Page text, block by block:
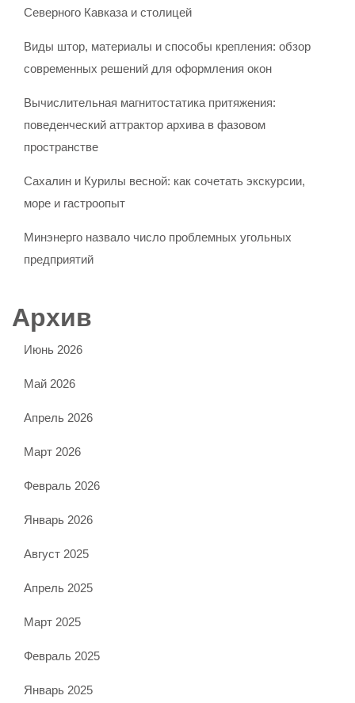
Северного Кавказа и столицей
Виды штор, материалы и способы крепления: обзор
современных решений для оформления окон
Вычислительная магнитостатика притяжения:
поведенческий аттрактор архива в фазовом
пространстве
Сахалин и Курилы весной: как сочетать экскурсии,
море и гастроопыт
Минэнерго назвало число проблемных угольных
предприятий
Архив
Июнь 2026
Май 2026
Апрель 2026
Март 2026
Февраль 2026
Январь 2026
Август 2025
Апрель 2025
Март 2025
Февраль 2025
Январь 2025